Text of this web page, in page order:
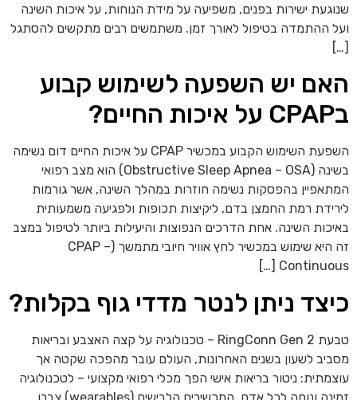
ישירות בפנים, משפיעה על מידת הנוחות, על איכות השינה
ההתמדה בטיפול לאורך זמן. משתמשים רבים מתקשים להסתגל
יש השפעה לשימוש קבוע
השפעת השימוש הקבוע במכשיר CPAP על איכות החיים דום נשימה
בשינה (Obstructive Sleep Apnea – OSA) הוא מצב רפואי
בהפסקות נשימה חוזרות במהלך השינה, אשר גורמות
רמת החמצן בדם, ליקיצות תכופות ולפגיעה משמעותית
השינה. אחת הדרכים הנפוצות והיעילות ביותר לטיפול במצב
זה היא שימוש במכשיר לחץ אוויר חיובי מתמשך (CPAP –
Continuous
ניתן לנטר מדדי גוף בקלות?
טבעת RingConn Gen 2 – טכנולוגיה על קצה האצבע ובריאות
לשעון בשנים האחרונות, העולם עובר מהפכה שקטה אך
ניטור בריאות אישי הפך מכלי רפואי מקצועי – לטכנולוגיה
זמינה ונוחה לכל אדם. המכשירים הלבישים (wearables) צברו